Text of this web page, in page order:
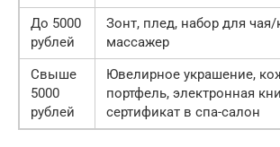
До 5000
рублей
Зонт, плед, набор для
массажер
Свыше
5000
рублей
Ювелирное украшение,
портфель, электронная
сертификат в спа-салон